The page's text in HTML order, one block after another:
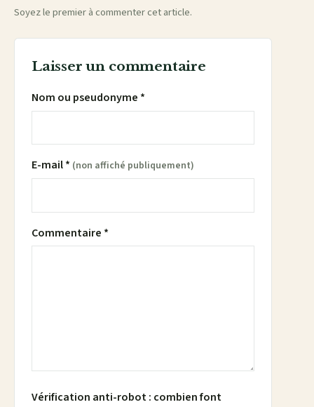
Soyez le premier à commenter cet article.
Laisser un commentaire
Nom ou pseudonyme *
E-mail * (non affiché publiquement)
Commentaire *
Vérification anti-robot : combien font